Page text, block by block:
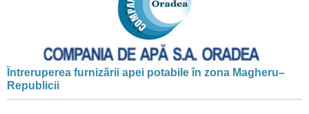
Întreruperea furnizării apei potabile în zona Magheru–
Republicii